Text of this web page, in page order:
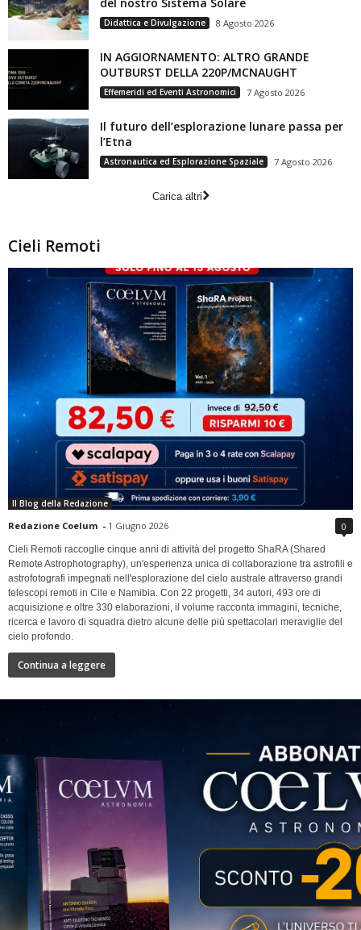
Didattica e Divulgazione 8 Agosto 2026
IN AGGIORNAMENTO: ALTRO GRANDE
OUTBURST DELLA 220P/MCNAUGHT
Effemeridi ed Eventi Astronomici 7 Agosto 2026
Il futuro dell’esplorazione lunare passa per
l’Etna
Astronautica ed Esplorazione Spaziale 7 Agosto 2026
Carica altri
Cieli Remoti
Il Blog della Redazione
Redazione Coelum - 1 Giugno 2026 0
Cieli Remoti raccoglie cinque anni di attività del progetto ShaRA (Shared
Remote Astrophotography), un'esperienza unica di collaborazione tra astrofili e
astrofotografi impegnati nell'esplorazione del cielo australe attraverso grandi
telescopi remoti in Cile e Namibia. Con 22 progetti, 34 autori, 493 ore di
acquisizione e oltre 330 elaborazioni, il volume racconta immagini, tecniche,
ricerca e lavoro di squadra dietro alcune delle più spettacolari meraviglie del
cielo profondo.
Continua a leggere